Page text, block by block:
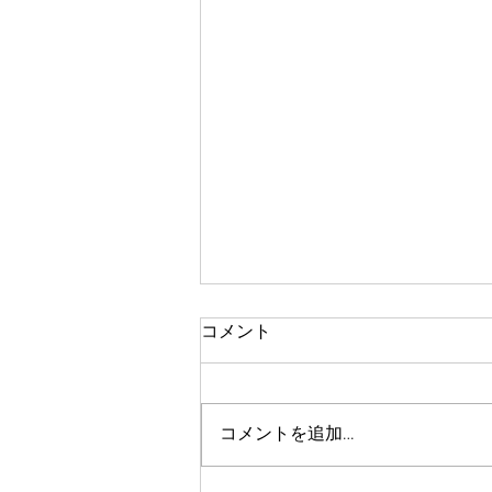
体験レッスン
コメント
コメントを追加…